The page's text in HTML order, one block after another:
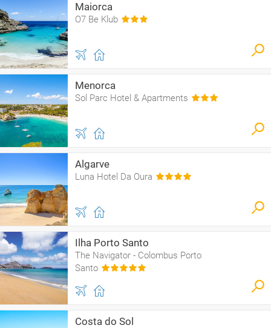
Maiorca
O7 Be Klub
Menorca
Sol Parc Hotel & Apartments
Algarve
Luna Hotel Da Oura
Ilha Porto Santo
The Navigator - Colombus Porto
Santo
Costa do Sol